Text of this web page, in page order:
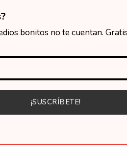
bonitos no te cuentan.